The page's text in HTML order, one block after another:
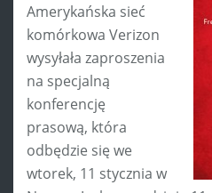
Amerykańska sieć
komórkowa Verizon
wysyłała zaproszenia
na specjalną
konferencję
prasową, która
odbędzie się we
wtorek, 11 stycznia w